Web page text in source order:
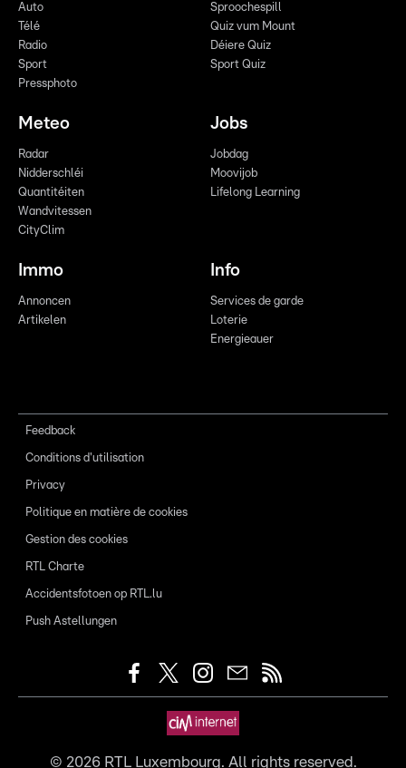
Auto
Télé
Radio
Sport
Pressphoto
Sproochespill
Quiz vum Mount
Déiere Quiz
Sport Quiz
Meteo
Radar
Nidderschléi
Quantitéiten
Wandvitessen
CityClim
Jobs
Jobdag
Moovijob
Lifelong Learning
Immo
Annoncen
Artikelen
Info
Services de garde
Loterie
Energieauer
Feedback
Conditions d'utilisation
Privacy
Politique en matière de cookies
Gestion des cookies
RTL Charte
Accidentsfotoen op RTL.lu
Push Astellungen
© 2026RTL Luxembourg. All rights reserved.